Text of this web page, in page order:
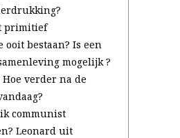
primitief
ooit bestaan? Is een
mogelijk ?
Hoe verder na de
communist
Leonard uit